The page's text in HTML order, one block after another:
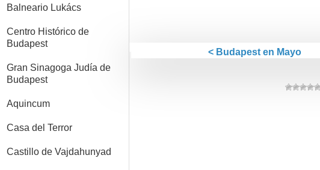
< Budapest en Mayo
Balneario Lukács
Centro Histórico de
Budapest
Gran Sinagoga Judía de
Budapest
Aquincum
Casa del Terror
Castillo de Vajdahunyad